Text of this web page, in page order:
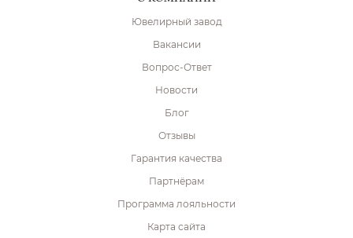
Ювелирный завод
Вакансии
Вопрос-Ответ
Новости
Блог
Отзывы
Гарантия качества
Партнёрам
Программа лояльности
Карта сайта